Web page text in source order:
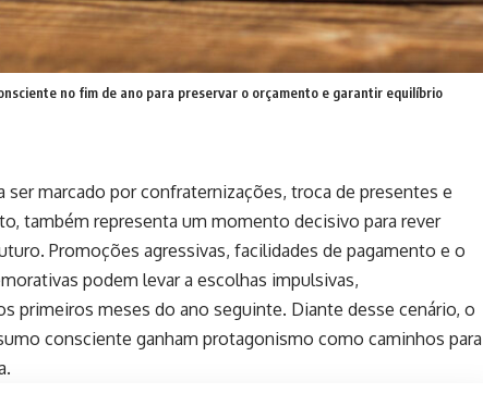
no fim de ano para preservar o orçamento e garantir equilíbrio
marcado por confraternizações, troca de presentes e
também representa um momento decisivo para rever
Promoções agressivas, facilidades de pagamento e o
podem levar a escolhas impulsivas,
primeiros meses do ano seguinte. Diante desse cenário, o
consciente ganham protagonismo como caminhos para